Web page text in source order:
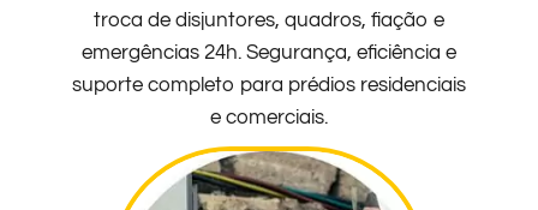
troca de disjuntores, quadros, fiação e
emergências 24h. Segurança, eficiência e
suporte completo para prédios residenciais
e comerciais.